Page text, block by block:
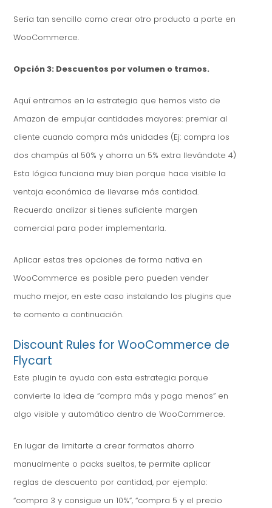
Sería tan sencillo como crear otro producto a parte en
WooCommerce.
Opción 3: Descuentos por volumen o tramos.
Aquí entramos en la estrategia que hemos visto de
Amazon de empujar cantidades mayores: premiar al
cliente cuando compra más unidades (Ej: compra los
dos champús al 50% y ahorra un 5% extra llevándote 4)
Esta lógica funciona muy bien porque hace visible la
ventaja económica de llevarse más cantidad.
Recuerda analizar si tienes suficiente margen
comercial para poder implementarla.
Aplicar estas tres opciones de forma nativa en
WooCommerce es posible pero pueden vender
mucho mejor, en este caso instalando los plugins que
te comento a continuación.
Discount Rules for WooCommerce de
Flycart
Este plugin te ayuda con esta estrategia porque
convierte la idea de “compra más y paga menos” en
algo visible y automático dentro de WooCommerce.
En lugar de limitarte a crear formatos ahorro
manualmente o packs sueltos, te permite aplicar
reglas de descuento por cantidad, por ejemplo:
“compra 3 y consigue un 10%”, “compra 5 y el precio